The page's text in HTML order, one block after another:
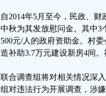
自2014年5月至今，民政、
中秋为其发放慰问金。其中3
500元/人的政府资助金。村
造补助3.7万元建设新房4间
联合调查组将对相关情况深
组对违法行为开展调查，涉